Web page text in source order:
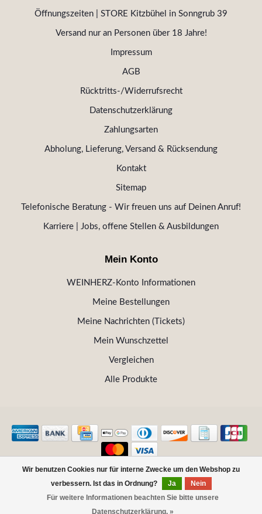
Wir benutzen Cookies nur für interne Zwecke um den Webshop zu
verbessern. Ist das in Ordnung?
Ja
Nein
Für weitere Informationen beachten Sie bitte unsere
Datenschutzerklärung. »
Öffnungszeiten | STORE Kitzbühel in Sonngrub 39
Versand nur an Personen über 18 Jahre!
Impressum
AGB
Rücktritts-/Widerrufsrecht
Datenschutzerklärung
Zahlungsarten
Abholung, Lieferung, Versand & Rücksendung
Kontakt
Sitemap
Telefonische Beratung - Wir freuen uns auf Deinen Anruf!
Karriere | Jobs, offene Stellen & Ausbildungen
Mein Konto
WEINHERZ-Konto Informationen
Meine Bestellungen
Meine Nachrichten (Tickets)
Mein Wunschzettel
Vergleichen
Alle Produkte
© Copyright 2026 WEINHERZ Kitzbühel - Die VINOTHEK in
FILTER